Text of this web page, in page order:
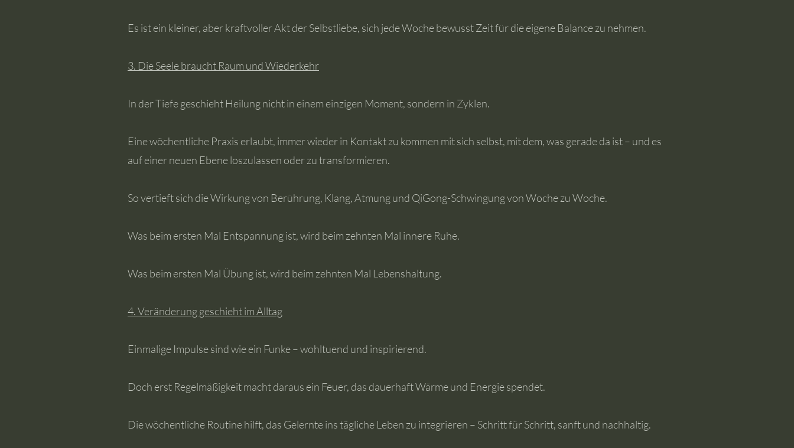
Es ist ein kleiner, aber kraftvoller Akt der Selbstliebe, sich jede Woche bewusst Zeit für die eigene Balance zu nehmen.
3. Die Seele braucht Raum und Wiederkehr
In der Tiefe geschieht Heilung nicht in einem einzigen Moment, sondern in Zyklen.
Eine wöchentliche Praxis erlaubt, immer wieder in Kontakt zu kommen mit sich selbst, mit dem, was gerade da ist – und es
auf einer neuen Ebene loszulassen oder zu transformieren.
So vertieft sich die Wirkung von Berührung, Klang, Atmung und QiGong-Schwingung von Woche zu Woche.
Was beim ersten Mal Entspannung ist, wird beim zehnten Mal innere Ruhe.
Was beim ersten Mal Übung ist, wird beim zehnten Mal Lebenshaltung.
4. Veränderung geschieht im Alltag
Einmalige Impulse sind wie ein Funke – wohltuend und inspirierend.
Doch erst Regelmäßigkeit macht daraus ein Feuer, das dauerhaft Wärme und Energie spendet.
Die wöchentliche Routine hilft, das Gelernte ins tägliche Leben zu integrieren – Schritt für Schritt, sanft und nachhaltig.